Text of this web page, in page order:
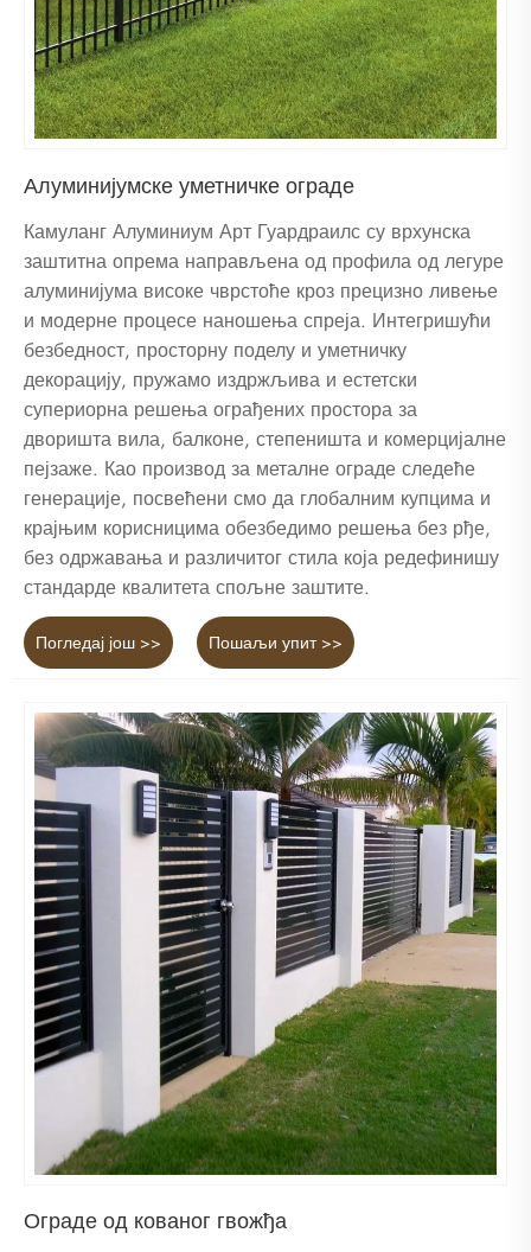
Алуминијумске уметничке ограде
Камуланг Алуминиум Арт Гуардраилс су врхунска
заштитна опрема направљена од профила од легуре
алуминијума високе чврстоће кроз прецизно ливење
и модерне процесе наношења спреја. Интегришући
безбедност, просторну поделу и уметничку
декорацију, пружамо издржљива и естетски
супериорна решења ограђених простора за
дворишта вила, балконе, степеништа и комерцијалне
пејзаже. Као производ за металне ограде следеће
генерације, посвећени смо да глобалним купцима и
крајњим корисницима обезбедимо решења без рђе,
без одржавања и различитог стила која редефинишу
стандарде квалитета спољне заштите.
Погледај још >> Пошаљи упит >>
Ограде од кованог гвожђа